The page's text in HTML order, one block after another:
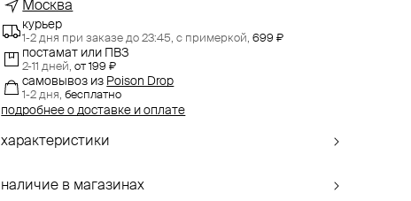
Москва
курьер
1-2 дня при заказе до 23:45,с примеркой, 699 ₽
постамат или ПВЗ
2-11 дней,от 199 ₽
самовывоз из Poison Drop
1-2 дня,бесплатно
подробнее о доставке и оплате
характеристики
наличие в магазинах